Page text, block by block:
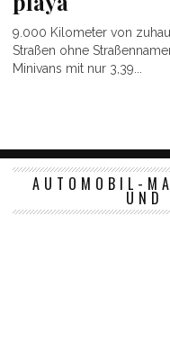
9.000 Kilometer von
Straßen ohne
Minivans mit nur 3,39...
AUTOMOBIL-
UND